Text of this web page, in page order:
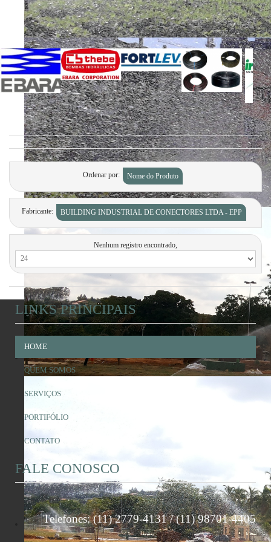
Ordenar por Nome do Produto
Fabricante: BUILDING INDUSTRIAL DE CONECTORES LTDA - EPP
Nenhum registro encontrado,
LINKS PRINCIPAIS
HOME
QUEM SOMOS
SERVIÇOS
PORTIFÓLIO
CONTATO
FALE CONOSCO
Telefones: (11) 2779-4131 / (11) 98701-4405